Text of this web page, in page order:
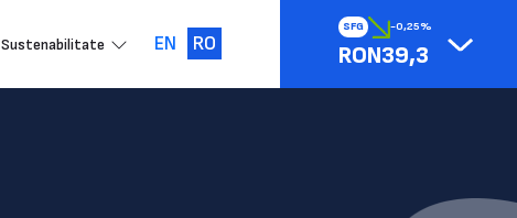
SFG -0,25%
RON39,3
Sustenabilitate EN RO